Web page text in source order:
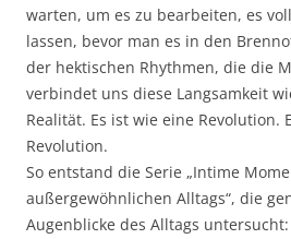
warten, um es zu bearbeiten, es
lassen, bevor man es in den
der hektischen Rhythmen, die die
verbindet uns diese Langsamkeit
Realität. Es ist wie eine Revolution.
Revolution.
So entstand die Serie „Intime
außergewöhnlichen Alltags“, die
Augenblicke des Alltags